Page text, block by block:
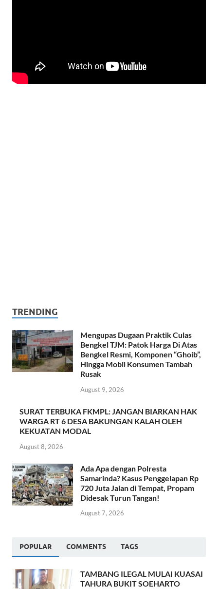
TRENDING
Mengupas Dugaan Praktik Culas
Bengkel TJM: Patok Harga Di Atas
Bengkel Resmi, Komponen “Ghoib”,
Hingga Mobil Konsumen Tambah
Rusak
August 9, 2026
SURAT TERBUKA FKMPL: JANGAN BIARKAN HAK
WARGA RT 6 DESA BAKUNGAN KALAH OLEH
KEKUATAN MODAL
August 8, 2026
Ada Apa dengan Polresta
Samarinda? Kasus Penggelapan Rp
720 Juta Jalan di Tempat, Propam
Didesak Turun Tangan!
August 7, 2026
POPULAR COMMENTS TAGS
TAMBANG ILEGAL MULAI KUASAI
TAHURA BUKIT SOEHARTO